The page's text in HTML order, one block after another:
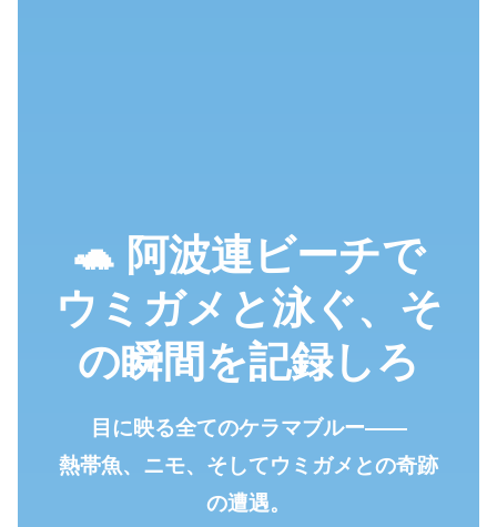
🐢 阿波連ビーチで
ウミガメと泳ぐ、そ
の瞬間を記録しろ
目に映る全てのケラマブルー——
熱帯魚、ニモ、そしてウミガメとの奇跡
の遭遇。